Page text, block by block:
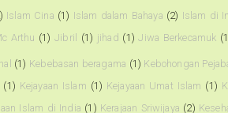
Islam Cina (1) Islam dalam Bahaya (2) Islam di
Arthu (1) Jibril (1) jihad (1) Jiwa Berkecamuk
(1) Kebebasan beragama (1) Kebohongan
(1) Kejayaan Islam (1) Kejayaan Umat Islam (1)
Islam di India (1) Kerajaan Sriwijaya (2)